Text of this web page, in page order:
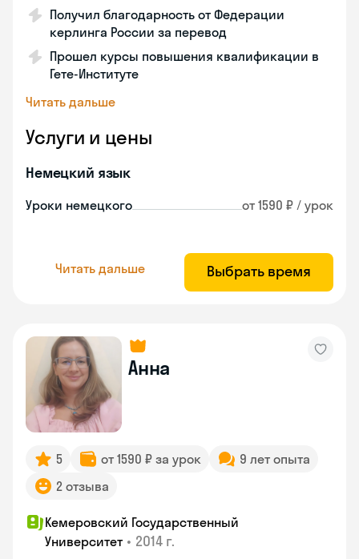
Получил благодарность от Федерации
керлинга России за перевод
Прошел курсы повышения квалификации в
Гете-Институте
Читать дальше
Услуги и цены
Немецкий язык
Уроки немецкого от 1590 ₽ / урок
Читать дальше Выбрать время
Анна
5 от 1590 ₽ за урок
9 лет опыта
2 отзыва
Кемеровский Государственный
Университет • 2014 г.